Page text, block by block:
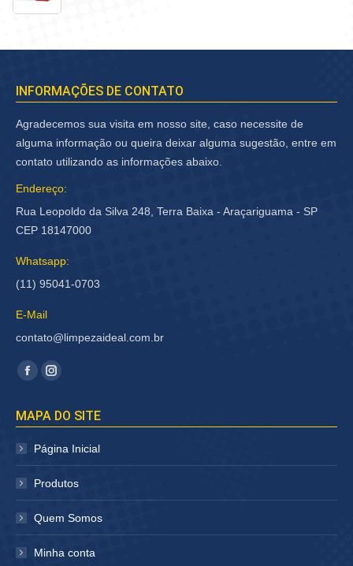
INFORMAÇÕES DE CONTATO
Agradecemos sua visita em nosso site, caso necessite de
alguma informação ou queira deixar alguma sugestão, entre em
contato utilizando as informações abaixo.
Endereço:
Rua Leopoldo da Silva 248, Terra Baixa - Araçariguama - SP
CEP 18147000
Whatsapp:
(11) 95041-0703
E-Mail
contato@limpezaideal.com.br
Encontre-nos em:
Facebook
abre
em
janela
Instagram
abre
janela
MAPA DO SITE
Página Inicial
Produtos
Quem Somos
Minha conta